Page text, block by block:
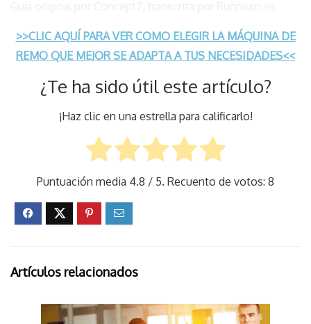
>>CLIC AQUÍ PARA VER COMO ELEGIR LA MÁQUINA DE
REMO QUE MEJOR SE ADAPTA A TUS NECESIDADES<<
¿Te ha sido útil este artículo?
¡Haz clic en una estrella para calificarlo!
Puntuación media 4.8 / 5. Recuento de votos: 8
Artículos relacionados